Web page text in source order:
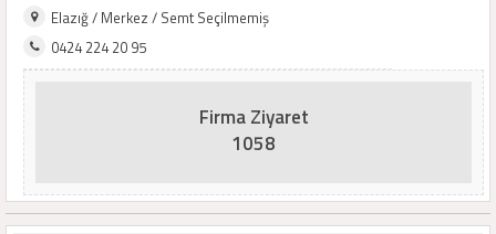
Elazığ / Merkez / Semt Seçilmemiş
0424 224 20 95
Firma Ziyaret
1058